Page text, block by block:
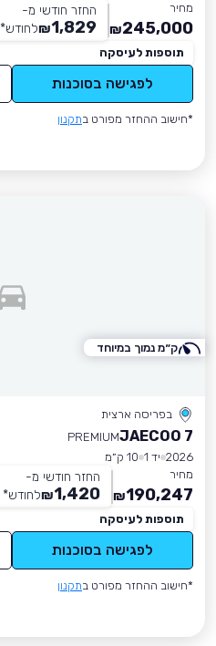
מחיר
245,000
₪
החזר חודשי מ-
1,829
₪לחודש*
תוספות לעיסקה
לפגישה בסוכנות
*חישוב ההחזר מפורט בתקנון
בפריסה ארצית
JAECOO 7
PREMIUM
2026 יד 1
10 ק״מ
מחיר
190,247
₪
החזר חודשי מ-
1,420
₪לחודש*
תוספות לעיסקה
לפגישה בסוכנות
*חישוב ההחזר מפורט בתקנון
ק״מ נמוך במיוחד